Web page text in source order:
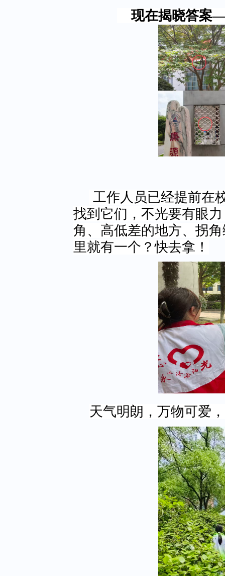
现在揭晓答案
工作人员已经提前在
找到它们，不光要有眼
角、高低差的地方、拐
里就有一个？快去拿！
天气明朗，万物可爱